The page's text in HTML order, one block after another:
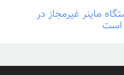
۸۵۲ دستگاه ماینر غیرمجاز در
است